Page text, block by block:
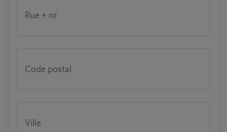
Rue + nr
Code postal
Ville